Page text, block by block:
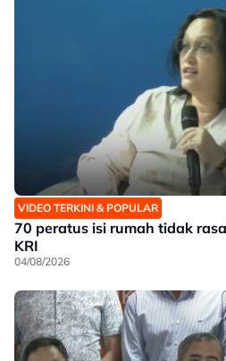
VIDEO TERKINI & POPULAR
70 peratus isi rumah tidak
KRI
04/08/2026